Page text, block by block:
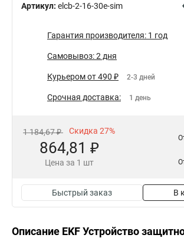
Артикул: elcb-2-16-30e-sim
Гарантия производителя: 1 год
Самовывоз: 2 дня
Курьером от 490 ₽ 2-3 дней
Срочная доставка: 1 день
1 184,67 ₽ Скидка 27%
864,81 ₽
Цена за 1 шт
Быстрый заказ В
Описание EKF Устройство